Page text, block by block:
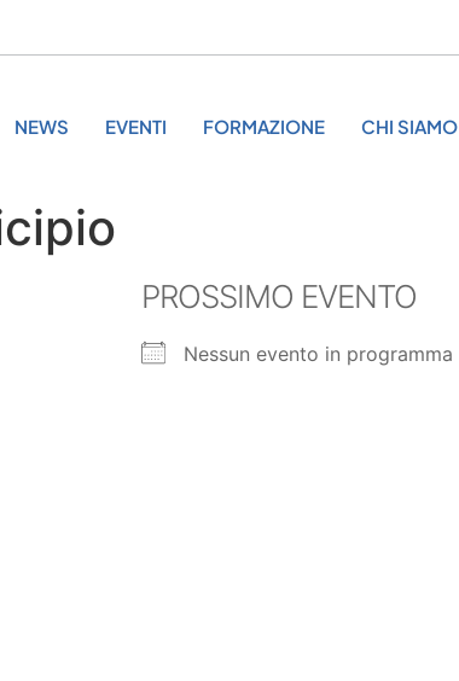
NEWS EVENTI FORMAZIONE CHI SIAMO
PROSSIMO EVENTO
Nessun evento in programma